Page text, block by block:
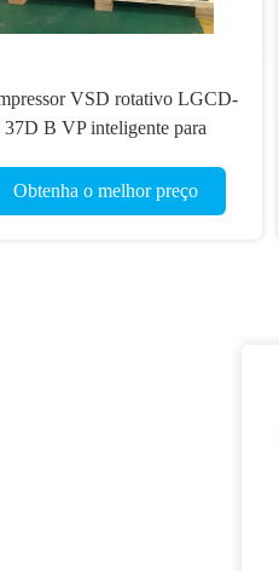
VSD rotativo LGCD-
37D B VP inteligente para
Obtenha o melhor preço